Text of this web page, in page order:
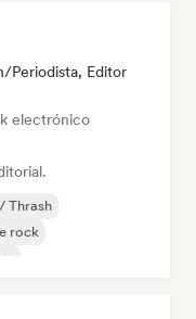
Periodista, Editor
electrónico
Thrash
rock